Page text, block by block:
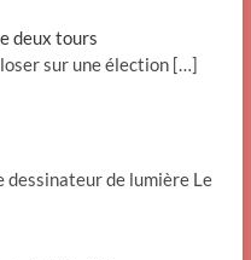
deux tours
sur une élection […]
dessinateur de lumière Le